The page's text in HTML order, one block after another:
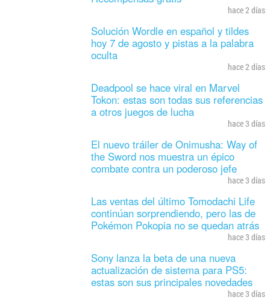
hace 2 días
Solución Wordle en español y tildes
hoy 7 de agosto y pistas a la palabra
oculta
hace 2 días
Deadpool se hace viral en Marvel
Tokon: estas son todas sus referencias
a otros juegos de lucha
hace 3 días
El nuevo tráiler de Onimusha: Way of
the Sword nos muestra un épico
combate contra un poderoso jefe
hace 3 días
Las ventas del último Tomodachi Life
continúan sorprendiendo, pero las de
Pokémon Pokopia no se quedan atrás
hace 3 días
Sony lanza la beta de una nueva
actualización de sistema para PS5:
estas son sus principales novedades
hace 3 días